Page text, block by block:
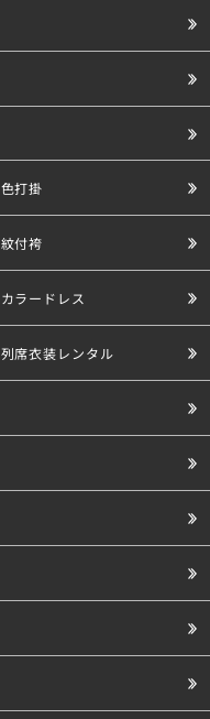
色打掛
紋付袴
カラードレス
列席衣装レンタル